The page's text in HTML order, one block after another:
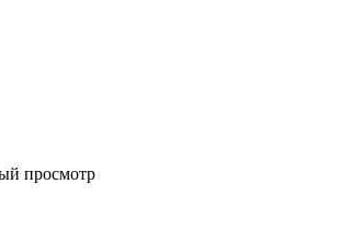
просмотр